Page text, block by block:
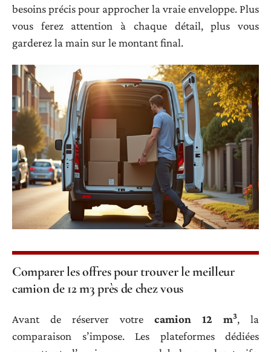
besoins précis pour approcher la vraie enveloppe. Plus
vous ferez attention à chaque détail, plus vous
garderez la main sur le montant final.
Comparer les offres pour trouver le meilleur
camion de 12 m3 près de chez vous
Avant de réserver votre camion 12 m3, la
comparaison s’impose. Les plateformes dédiées